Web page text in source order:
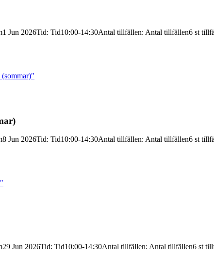
1 Jun 2026Tid: Tid10:00-14:30Antal tillfällen: Antal tillfällen6 st
8 Jun 2026Tid: Tid10:00-14:30Antal tillfällen: Antal tillfällen6 st
29 Jun 2026Tid: Tid10:00-14:30Antal tillfällen: Antal tillfällen6 st